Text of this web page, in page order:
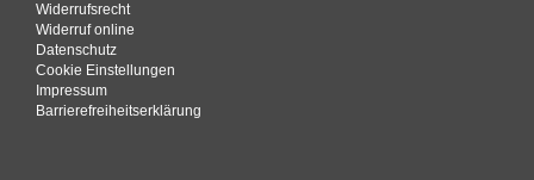
Widerrufsrecht
Widerruf online
Datenschutz
Cookie Einstellungen
Impressum
Barrierefreiheitserklärung